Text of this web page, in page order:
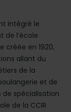
intégré le
de l’école
créée en 1920,
allant du
de la
et de
spécialisation
de la CCIR